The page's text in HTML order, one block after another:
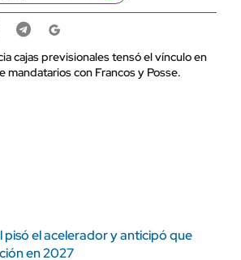
cajas previsionales tensó el vínculo en
con Francos y Posse.
pisó el acelerador y anticipó que
en 2027